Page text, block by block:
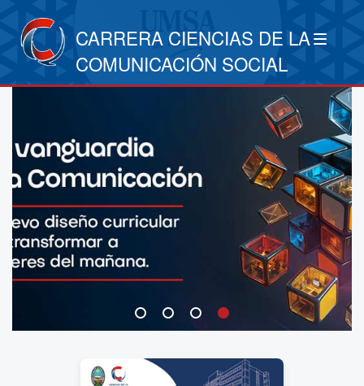
CARRERA CIENCIAS DE LA
COMUNICACIÓN SOCIAL